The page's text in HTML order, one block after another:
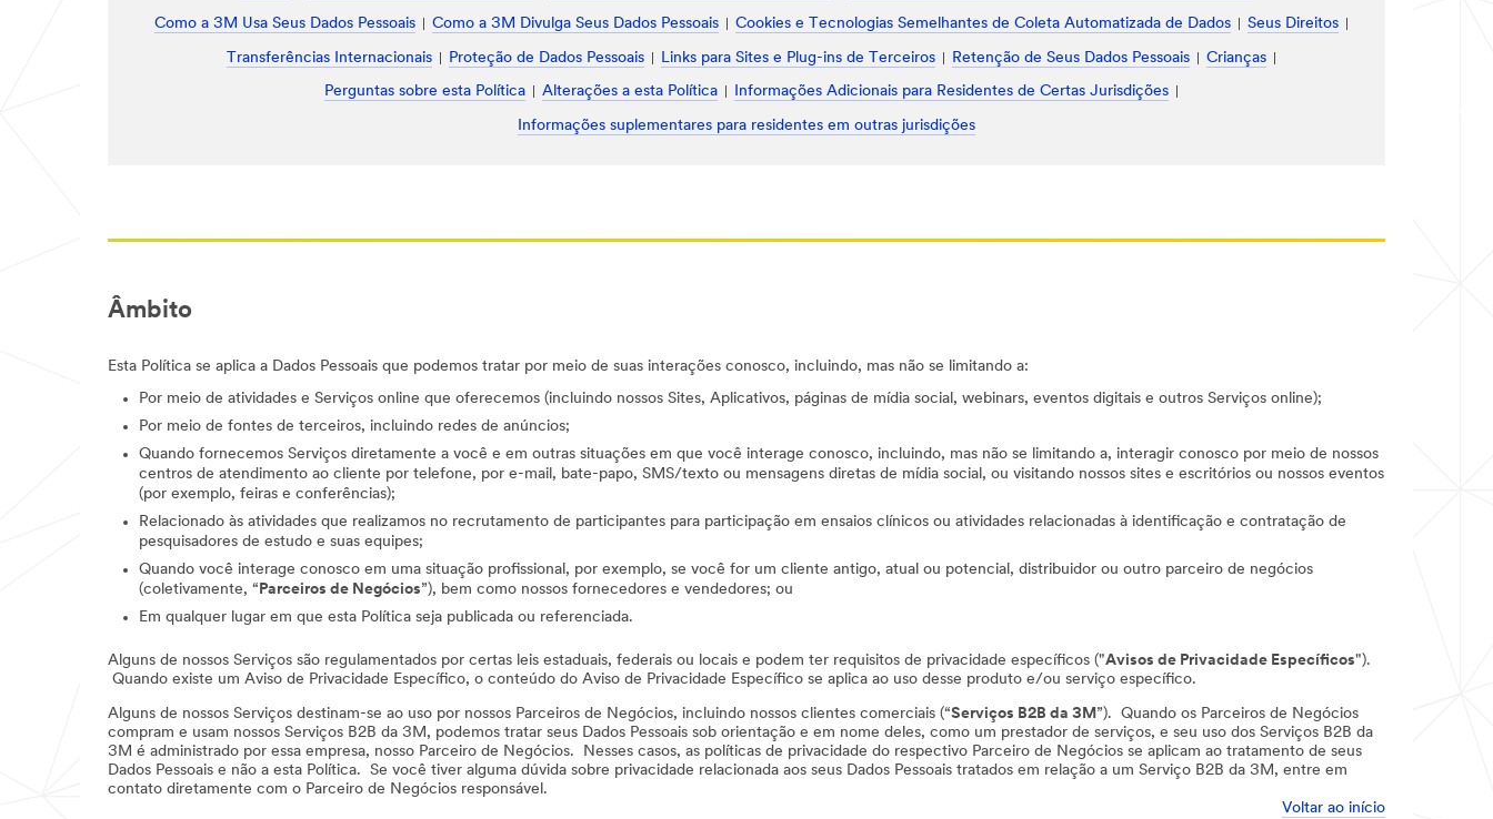
Como a 3M Usa Seus Dados Pessoais Como a 3M Divulga Seus Dados Pessoais Cookies e Tecnologias Semelhantes de Coleta Automatizada de Dados Seus Direitos
Transferências Internacionais Proteção de Dados Pessoais Links para Sites e Plug-ins de Terceiros Retenção de Seus Dados Pessoais Crianças
Perguntas sobre esta Política Alterações a esta Política Informações Adicionais para Residentes de Certas Jurisdições
Informações suplementares para residentes em outras jurisdições
Âmbito
Esta Política se aplica a Dados Pessoais que podemos tratar por meio de suas interações conosco, incluindo, mas não se limitando a:
Por meio de atividades e Serviços online que oferecemos (incluindo nossos Sites, Aplicativos, páginas de mídia social, webinars, eventos digitais e outros Serviços online);
Por meio de fontes de terceiros, incluindo redes de anúncios;
Quando fornecemos Serviços diretamente a você e em outras situações em que você interage conosco, incluindo, mas não se limitando a, interagir conosco por meio de nossos
centros de atendimento ao cliente por telefone, por e-mail, bate-papo, SMS/texto ou mensagens diretas de mídia social, ou visitando nossos sites e escritórios ou nossos eventos
(por exemplo, feiras e conferências);
Relacionado às atividades que realizamos no recrutamento de participantes para participação em ensaios clínicos ou atividades relacionadas à identificação e contratação de
pesquisadores de estudo e suas equipes;
Quando você interage conosco em uma situação profissional, por exemplo, se você for um cliente antigo, atual ou potencial, distribuidor ou outro parceiro de negócios
(coletivamente, “Parceiros de Negócios”), bem como nossos fornecedores e vendedores; ou
Em qualquer lugar em que esta Política seja publicada ou referenciada.
Alguns de nossos Serviços são regulamentados por certas leis estaduais, federais ou locais e podem ter requisitos de privacidade específicos ("Avisos de Privacidade Específicos").
Quando existe um Aviso de Privacidade Específico, o conteúdo do Aviso de Privacidade Específico se aplica ao uso desse produto e/ou serviço específico.
Alguns de nossos Serviços destinam-se ao uso por nossos Parceiros de Negócios, incluindo nossos clientes comerciais (“Serviços B2B da 3M”). Quando os Parceiros de Negócios
compram e usam nossos Serviços B2B da 3M, podemos tratar seus Dados Pessoais sob orientação e em nome deles, como um prestador de serviços, e seu uso dos Serviços B2B da
3M é administrado por essa empresa, nosso Parceiro de Negócios. Nesses casos, as políticas de privacidade do respectivo Parceiro de Negócios se aplicam ao tratamento de seus
Dados Pessoais e não a esta Política. Se você tiver alguma dúvida sobre privacidade relacionada aos seus Dados Pessoais tratados em relação a um Serviço B2B da 3M, entre em
contato diretamente com o Parceiro de Negócios responsável.
Voltar ao início